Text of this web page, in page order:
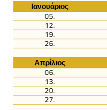
Ιανουάριος
05.
12.
19.
26.
Απρίλιος
06.
13.
20.
27.